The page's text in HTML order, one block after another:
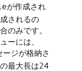
が作成され
されるの
のみです。
ーには、
ジが格納さ
最大長は24